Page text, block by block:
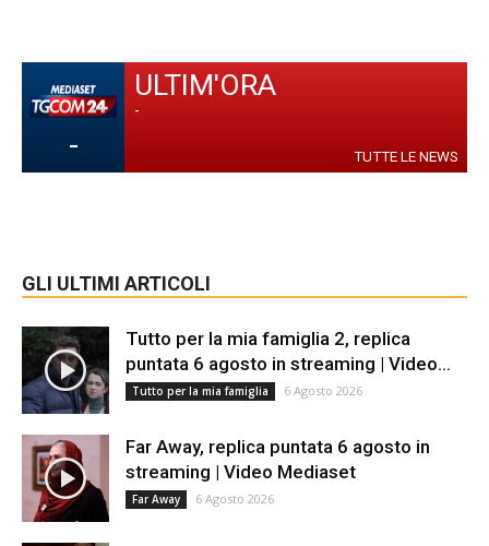
-
ULTIM'ORA
-
TUTTE LE NEWS
GLI ULTIMI ARTICOLI
Tutto per la mia famiglia 2, replica
puntata 6 agosto in streaming | Video...
Tutto per la mia famiglia 6 Agosto 2026
Far Away, replica puntata 6 agosto in
streaming | Video Mediaset
Far Away 6 Agosto 2026